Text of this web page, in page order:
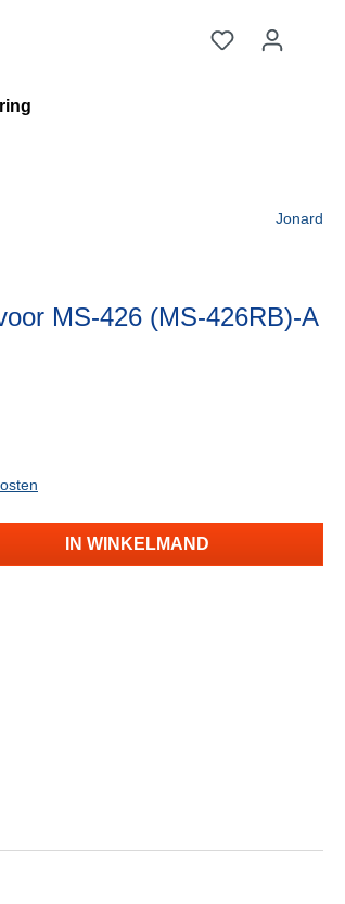
Jonard
MS-426 (MS-426RB)-A
IN WINKELMAND